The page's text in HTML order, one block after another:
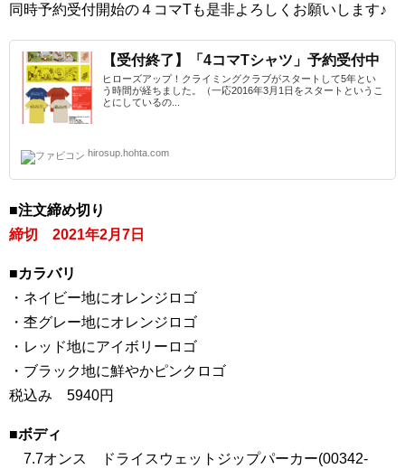
同時予約受付開始の４コマTも是非よろしくお願いします♪
【受付終了】「4コマTシャツ」予約受付中
ヒローズアップ！クライミングクラブがスタートして5年とい
う時間が経ちました。（一応2016年3月1日をスタートというこ
とにしているの...
hirosup.hohta.com
■注文締め切り
締切 2021年2月7日
■カラバリ
・ネイビー地にオレンジロゴ
・杢グレー地にオレンジロゴ
・レッド地にアイボリーロゴ
・ブラック地に鮮やかピンクロゴ
税込み 5940円
■ボディ
7.7オンス ドライスウェットジップパーカー(00342-